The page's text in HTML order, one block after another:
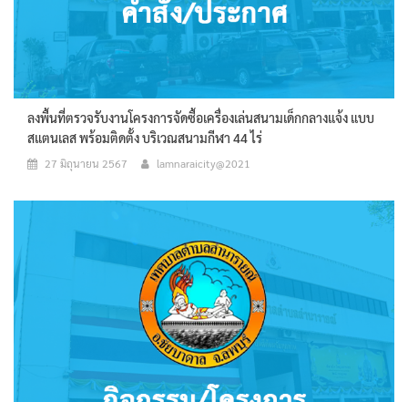
ลงพื้นที่ตรวจรับงานโครงการจัดซื้อเครื่องเล่นสนามเด็กกลางแจ้ง แบบ
สแตนเลส พร้อมติดตั้ง บริเวณสนามกีฬา 44 ไร่
27 มิถุนายน 2567 lamnaraicity@2021